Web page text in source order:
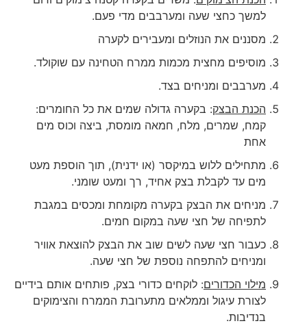
למשך כחצי שעה ומערבבים מדי פעם.
מסננים את הנוזלים ומעבירים לקערה
מוסיפים מחצית מכמות ממרח הטחינה עם שוקולד.
מערבבים ומניחים בצד.
הכנת הבצק: בקערה גדולה שמים את כל החומרים:
קמח, שמרים, מלח, חמאה מומסת, ביצה וכוס מים
אחת
מתחילים ללוש במיקסר (או ידנית), תוך הוספת מעט
מים עד לקבלת בצק אחיד, רך ומעט שומני.
מניחים את הבצק בקערה מקומחת ומכסים במגבת
לתפיחה של חצי שעה במקום חמים.
כעבור חצי שעה לשים שוב את הבצק להוצאת אוויר
ומניחים להתפחה נוספת של חצי שעה.
מילוי הכדורים: לוקחים כדורי בצק, פותחים אותם בידיים
לצורת עיגול וממלאים מתערובת הממרח והצימוקים
בנדיבות.